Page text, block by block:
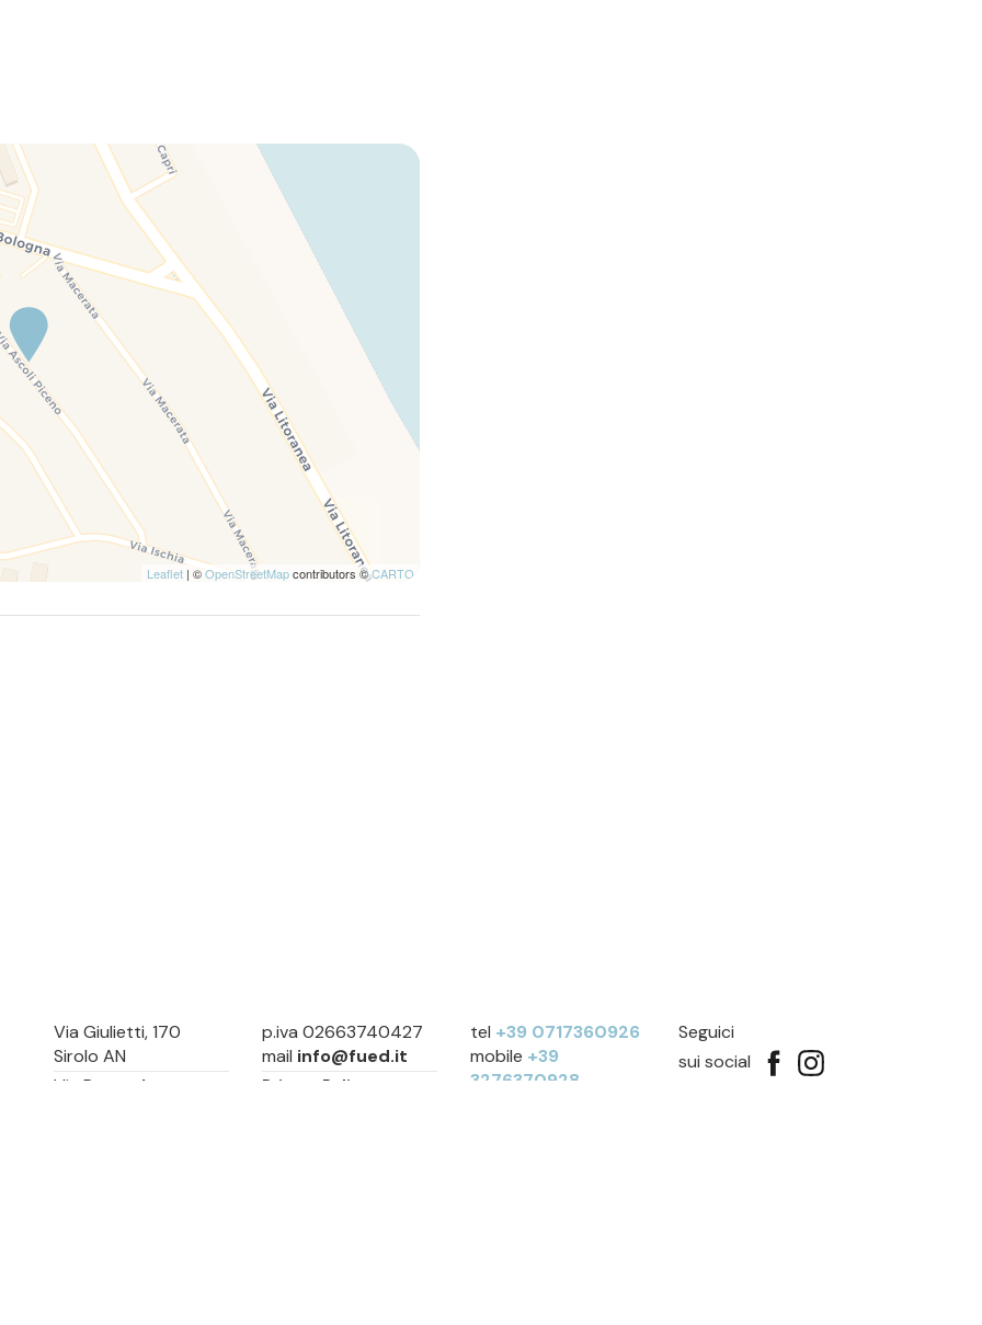
Leaflet | ©OpenStreetMapcontributors ©CARTO
Via Giulietti, 170
Sirolo AN
Via Roma, 4
p.iva 02663740427
mail info@fued.it
Privacy Policy
tel +39 0717360926
mobile +39
3276370928
Seguici
sui social